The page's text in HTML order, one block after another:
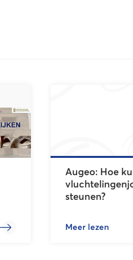
Augeo: Hoe
steunen?
Meer lezen